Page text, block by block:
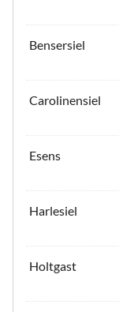
Bensersiel
Carolinensiel
Esens
Harlesiel
Holtgast